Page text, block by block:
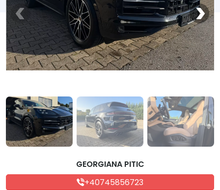
Despre Noi
Contact
GEORGIANA PITIC
+40745856723